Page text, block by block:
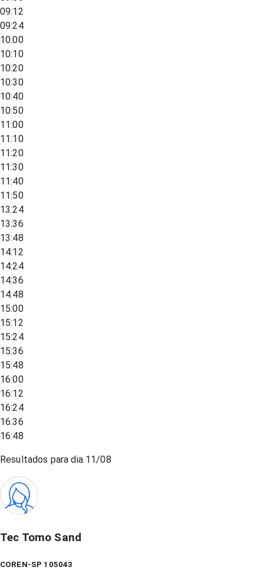
09:12
09:24
10:00
10:10
10:20
10:30
10:40
10:50
11:00
11:10
11:20
11:30
11:40
11:50
13:24
13:36
13:48
14:12
14:24
14:36
14:48
15:00
15:12
15:24
15:36
15:48
16:00
16:12
16:24
16:36
16:48
Resultados para dia 11/08
Tec Tomo Sand
COREN-SP 105043